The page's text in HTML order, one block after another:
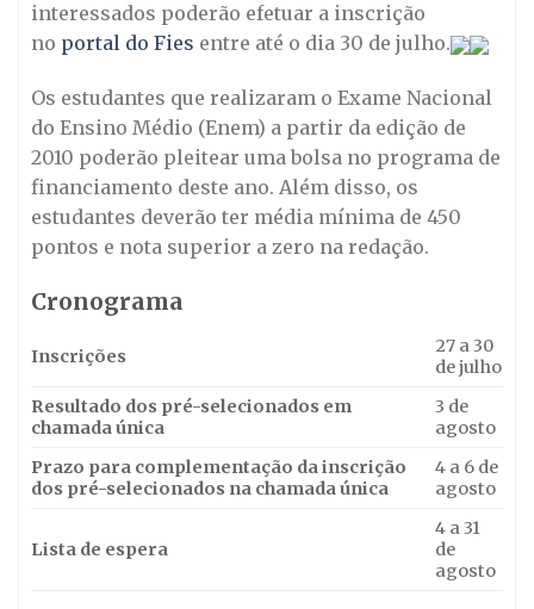
interessados poderão efetuar a inscrição
no portal do Fies entre até o dia 30 de julho.
Os estudantes que realizaram o Exame Nacional
do Ensino Médio (Enem) a partir da edição de
2010 poderão pleitear uma bolsa no programa de
financiamento deste ano. Além disso, os
estudantes deverão ter média mínima de 450
pontos e nota superior a zero na redação.
Cronograma
Inscrições
27 a 30
de julho
Resultado dos pré-selecionados em
chamada única
3 de
agosto
Prazo para complementação da inscrição
dos pré-selecionados na chamada única
4 a 6 de
agosto
Lista de espera
4 a 31
de
agosto